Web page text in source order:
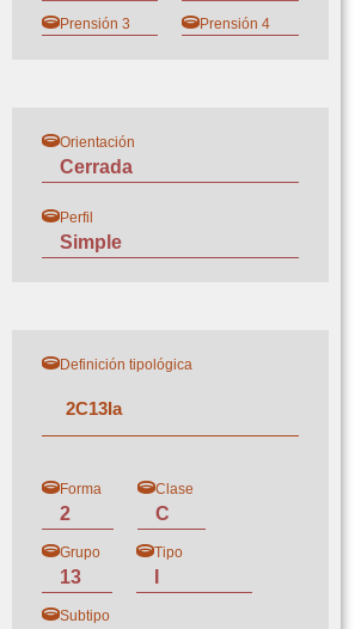
Prensión 3 Prensión 4
Orientación
Cerrada
Perfil
Simple
Definición tipológica
2C13Ia
Forma
2
Clase
C
Grupo
13
Tipo
Subtipo